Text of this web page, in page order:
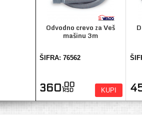
Odvodno crevo za Veš
mašinu 3m
ŠIFRA: 76562
360,00
RSD KUPI